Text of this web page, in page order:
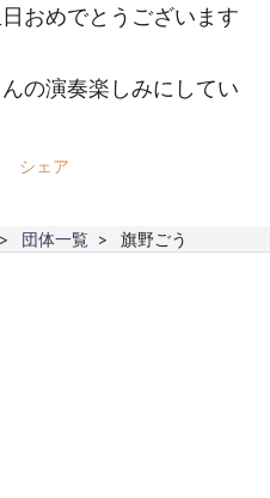
おめでとうございます
の演奏楽しみにしてい
シェア
団体一覧 旗野ごう